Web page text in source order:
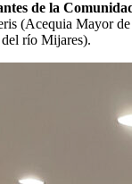
de la
(Acequia Mayor
río Mijares).